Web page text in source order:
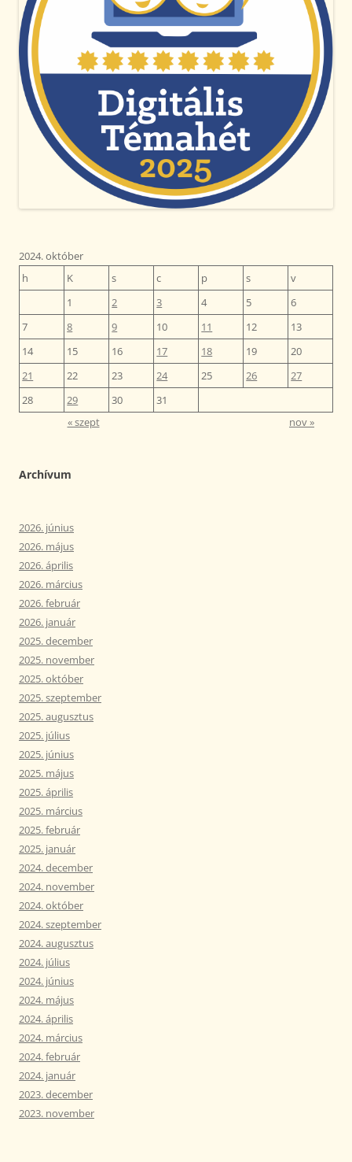
2024. október
h
K s c p s
v
1
2 3 4 5
6
7
8 9 10 11 12
13
14
15 16 17 18 19
20
21
22 23 24 25 26
27
28
29 30
31
« szept
nov »
Archívum
2026. június
2026. május
2026. április
2026. március
2026. február
2026. január
2025. december
2025. november
2025. október
2025. szeptember
2025. augusztus
2025. július
2025. június
2025. május
2025. április
2025. március
2025. február
2025. január
2024. december
2024. november
2024. október
2024. szeptember
2024. augusztus
2024. július
2024. június
2024. május
2024. április
2024. március
2024. február
2024. január
2023. december
2023. november